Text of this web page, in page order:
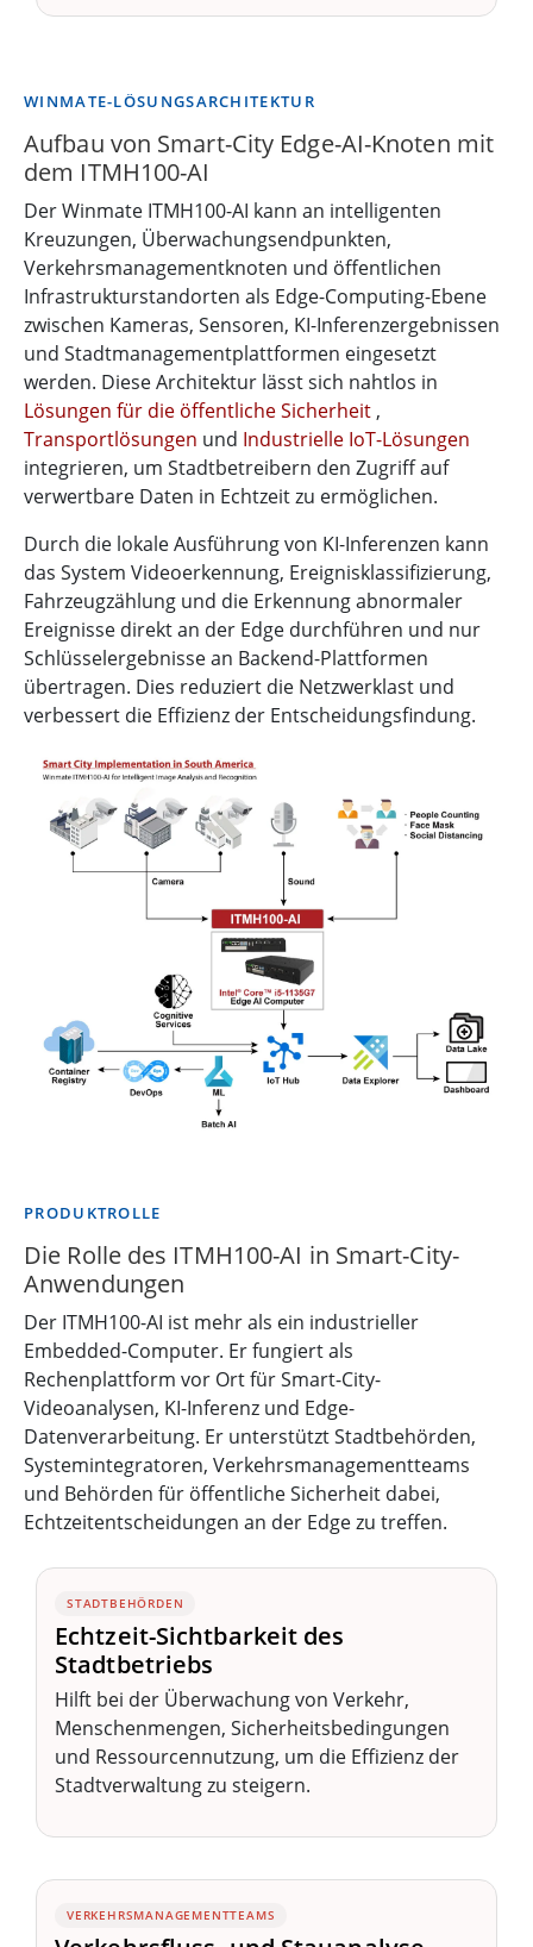
WINMATE-LÖSUNGSARCHITEKTUR
Aufbau von Smart-City Edge-AI-Knoten mit
dem ITMH100-AI
Der Winmate ITMH100-AI kann an intelligenten
Kreuzungen, Überwachungsendpunkten,
Verkehrsmanagementknoten und öffentlichen
Infrastrukturstandorten als Edge-Computing-Ebene
zwischen Kameras, Sensoren, KI-Inferenzergebnissen
und Stadtmanagementplattformen eingesetzt
werden. Diese Architektur lässt sich nahtlos in
Lösungen für die öffentliche Sicherheit ,
Transportlösungen und Industrielle IoT-Lösungen
integrieren, um Stadtbetreibern den Zugriff auf
verwertbare Daten in Echtzeit zu ermöglichen.
Durch die lokale Ausführung von KI-Inferenzen kann
das System Videoerkennung, Ereignisklassifizierung,
Fahrzeugzählung und die Erkennung abnormaler
Ereignisse direkt an der Edge durchführen und nur
Schlüsselergebnisse an Backend-Plattformen
übertragen. Dies reduziert die Netzwerklast und
verbessert die Effizienz der Entscheidungsfindung.
PRODUKTROLLE
Die Rolle des ITMH100-AI in Smart-City-
Anwendungen
Der ITMH100-AI ist mehr als ein industrieller
Embedded-Computer. Er fungiert als
Rechenplattform vor Ort für Smart-City-
Videoanalysen, KI-Inferenz und Edge-
Datenverarbeitung. Er unterstützt Stadtbehörden,
Systemintegratoren, Verkehrsmanagementteams
und Behörden für öffentliche Sicherheit dabei,
Echtzeitentscheidungen an der Edge zu treffen.
STADTBEHÖRDEN
Echtzeit-Sichtbarkeit des
Stadtbetriebs
Hilft bei der Überwachung von Verkehr,
Menschenmengen, Sicherheitsbedingungen
und Ressourcennutzung, um die Effizienz der
Stadtverwaltung zu steigern.
VERKEHRSMANAGEMENTTEAMS